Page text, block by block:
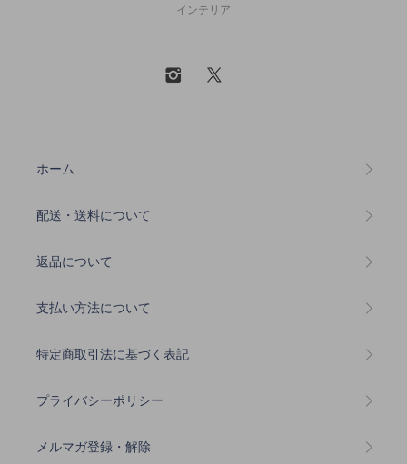
インテリア
ホーム
配送・送料について
返品について
支払い方法について
特定商取引法に基づく表記
プライバシーポリシー
メルマガ登録・解除